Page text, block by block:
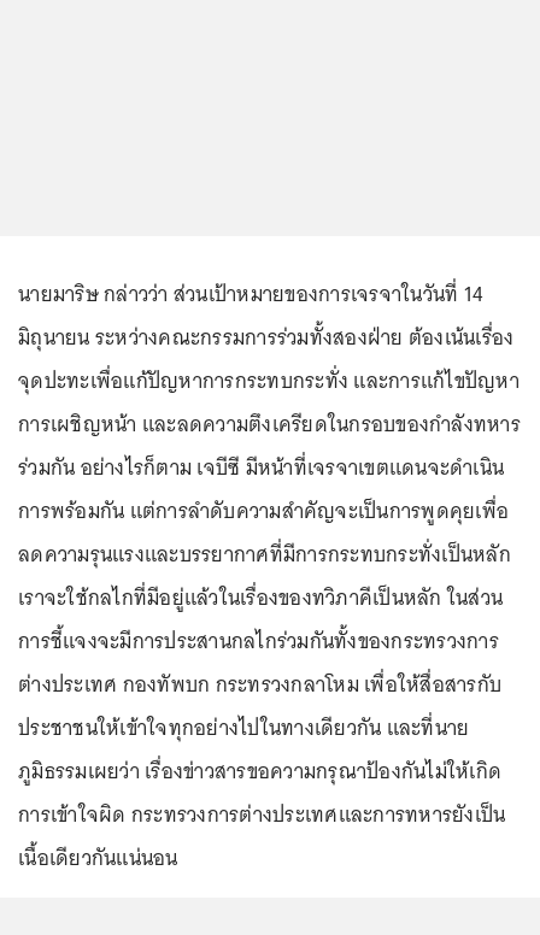
นายมาริษ กล่าวว่า ส่วนเป้าหมายของการเจรจาในวันที่ 14
มิถุนายน ระหว่างคณะกรรมการร่วมทั้งสองฝ่าย ต้องเน้นเรื่อง
จุดปะทะเพื่อแก้ปัญหาการกระทบกระทั่ง และการแก้ไขปัญหา
การเผชิญหน้า และลดความตึงเครียดในกรอบของกำลังทหาร
ร่วมกัน อย่างไรก็ตาม เจบีซี มีหน้าที่เจรจาเขตแดนจะดำเนิน
การพร้อมกัน แต่การลำดับความสำคัญจะเป็นการพูดคุยเพื่อ
ลดความรุนแรงและบรรยากาศที่มีการกระทบกระทั่งเป็นหลัก
เราจะใช้กลไกที่มีอยู่แล้วในเรื่องของทวิภาคีเป็นหลัก ในส่วน
การชี้แจงจะมีการประสานกลไกร่วมกันทั้งของกระทรวงการ
ต่างประเทศ กองทัพบก กระทรวงกลาโหม เพื่อให้สื่อสารกับ
ประชาชนให้เข้าใจทุกอย่างไปในทางเดียวกัน และที่นาย
ภูมิธรรมเผยว่า เรื่องข่าวสารขอความกรุณาป้องกันไม่ให้เกิด
การเข้าใจผิด กระทรวงการต่างประเทศและการทหารยังเป็น
เนื้อเดียวกันแน่นอน